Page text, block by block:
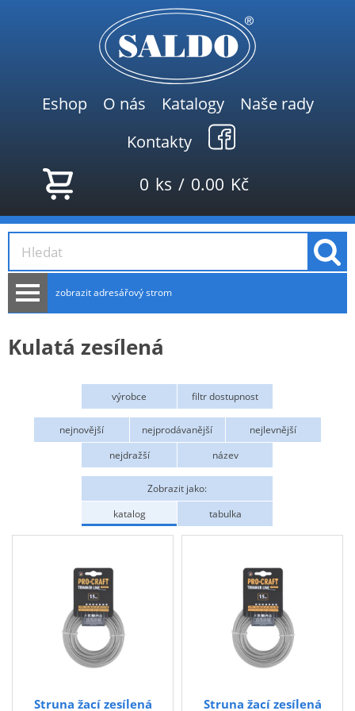
Eshop O nás Katalogy
Naše rady
Kontakty
0 ks / 0.00 Kč
zobrazit adresářový strom
NOVINKY
Plachty
Žebříky a schůdky
Stavební míchačky
Ploty a pletiva
Úložné boxy na nářadí
Ochranné pomůcky
Keramické brusivo
Kulatá zesílená
výrobce filtr dostupnost
Procraft
Na objednání
nejnovější nejprodávanější
nejlevnější
nejdražší
název
Zobrazit jako:
katalog
tabulka
Struna žací zesílená
Struna žací zesílená